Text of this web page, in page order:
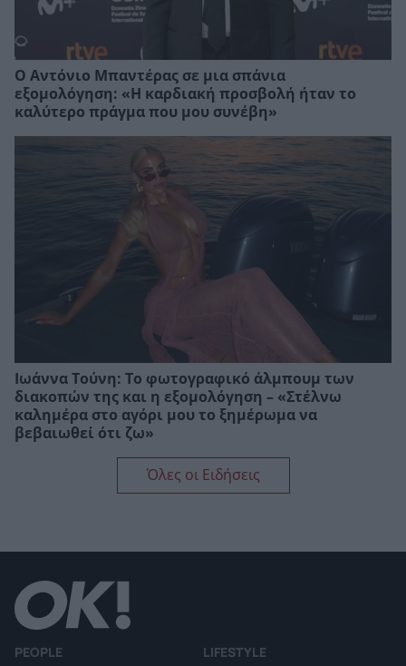
Ο Αντόνιο Μπαντέρας σε μια σπάνια
εξομολόγηση: «Η καρδιακή προσβολή ήταν το
καλύτερο πράγμα που μου συνέβη»
Ιωάννα Τούνη: Το φωτογραφικό άλμπουμ των
διακοπών της και η εξομολόγηση – «Στέλνω
καλημέρα στο αγόρι μου το ξημέρωμα να
βεβαιωθεί ότι ζω»
Όλες οι Ειδήσεις
PEOPLE
LIFESTYLE